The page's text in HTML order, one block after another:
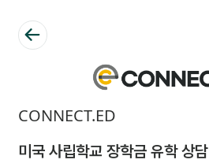
CONNECT.ED
미국 사립학교 장학금 유학 상담